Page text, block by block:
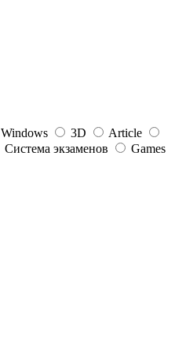
Windows 3D
Article
Система экзаменов
Games